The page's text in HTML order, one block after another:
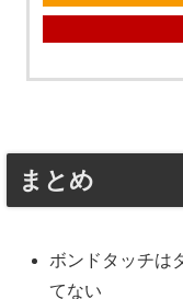
まとめ
ボンドタッチは
てない